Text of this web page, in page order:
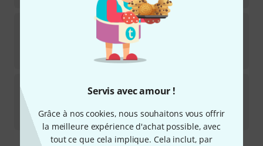
Servis avec amour !
Grâce à nos cookies, nous souhaitons vous offrir
la meilleure expérience d'achat possible, avec
tout ce que cela implique. Cela inclut, par
Engine AudioAncient ERA Persia CG
Licence de téléchargement
€
93 €